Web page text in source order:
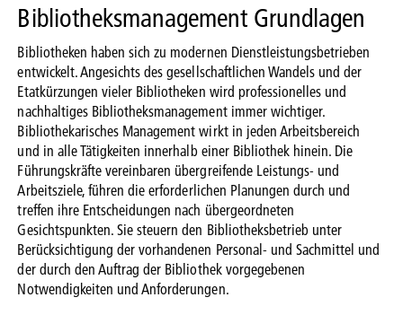
Bibliotheksmanagement Grundlagen
Bibliotheken haben sich zu modernen Dienstleistungsbetrieben
entwickelt. Angesichts des gesellschaftlichen Wandels und der
Etatkürzungen vieler Bibliotheken wird professionelles und
nachhaltiges Bibliotheksmanagement immer wichtiger.
Bibliothekarisches Management wirkt in jeden Arbeitsbereich
und in alle Tätigkeiten innerhalb einer Bibliothek hinein. Die
Führungskräfte vereinbaren übergreifende Leistungs- und
Arbeitsziele, führen die erforderlichen Planungen durch und
treffen ihre Entscheidungen nach übergeordneten
Gesichtspunkten. Sie steuern den Bibliotheksbetrieb unter
Berücksichtigung der vorhandenen Personal- und Sachmittel und
der durch den Auftrag der Bibliothek vorgegebenen
Notwendigkeiten und Anforderungen.